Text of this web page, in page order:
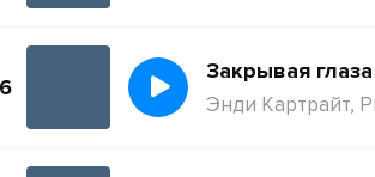
Закрывая глаза
Энди Картрайт,